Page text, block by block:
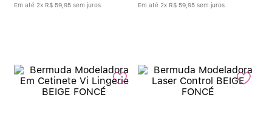
Em até 2x R$ 59 95 sem juros Em até 2x R$ 59 95 sem juros